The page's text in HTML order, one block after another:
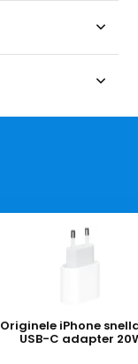
Originele iPhone
USB-C adapter